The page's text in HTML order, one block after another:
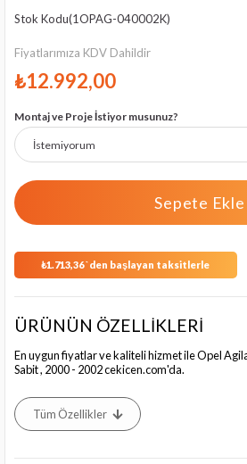
Stok Kodu(1OPAG-040002K)
Fiyatlarımıza KDV Dahildir
₺12.992,00
Montaj ve Proje İstiyor musunuz?
₺1.713,36`den başlayan taksitlerle
ÜRÜNÜN ÖZELLİKLERİ
En uygun fiyatlar ve kaliteli hizmet ile Opel
Sabit , 2000 - 2002 cekicen.com'da.
Tüm Özellikler